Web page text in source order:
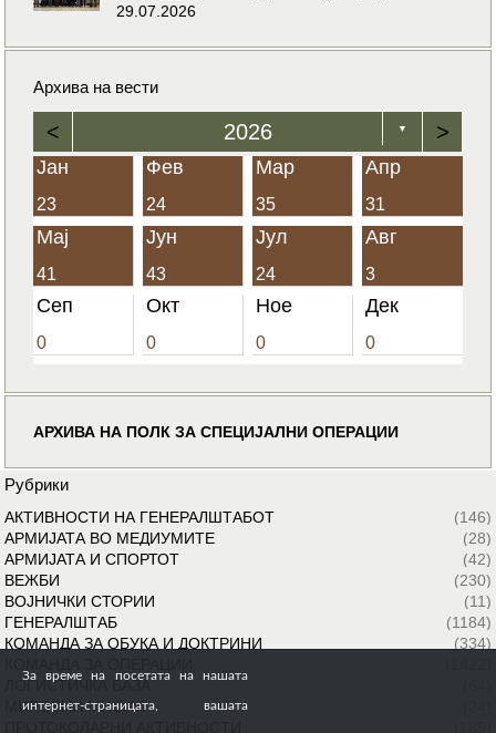
29.07.2026
Архива на вести
< 2026 ▼ >
Јан
23
Фев
24
Мар
35
Апр
31
Мај
41
Јун
43
Јул
24
Авг
3
Сеп
0
Окт
0
Ное
0
Дек
0
АРХИВА НА ПОЛК ЗА СПЕЦИЈАЛНИ ОПЕРАЦИИ
Рубрики
АКТИВНОСТИ НА ГЕНЕРАЛШТАБОТ
(146)
АРМИЈАТА ВО МЕДИУМИТЕ
(28)
АРМИЈАТА И СПОРТОТ
(42)
ВЕЖБИ
(230)
ВОЈНИЧКИ СТОРИИ
(11)
ГЕНЕРАЛШТАБ
(1184)
КОМАНДА ЗА ОБУКА И ДОКТРИНИ
(334)
ЛОГИСТИЧКА БАЗА
МИРОВНИ МИСИИ
За време на посетата на нашата
интернет-страницата, вашата